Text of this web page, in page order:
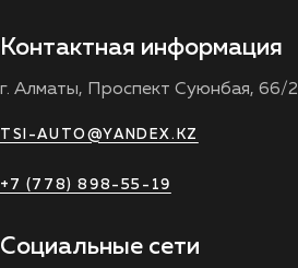
Контактная информация
г. Алматы, Проспект Суюнбая, 66/2
TSI-AUTO@YANDEX.KZ
+7 (778) 898-55-19
Социальные сети